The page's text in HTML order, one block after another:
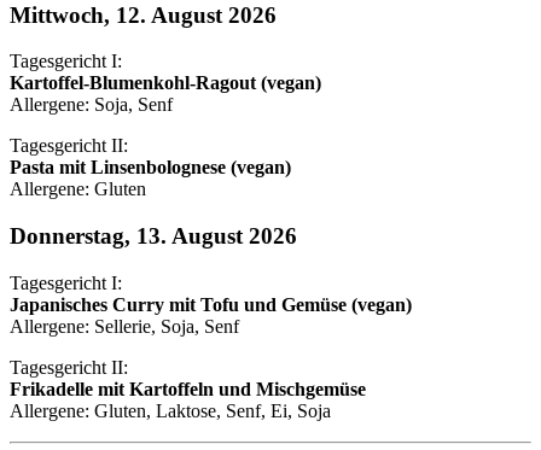
Mittwoch, 12. August 2026
Tagesgericht I:
Kartoffel-Blumenkohl-Ragout (vegan)
Allergene: Soja, Senf
Tagesgericht II:
Pasta mit Linsenbolognese (vegan)
Allergene: Gluten
Donnerstag, 13. August 2026
Tagesgericht I:
Japanisches Curry mit Tofu und Gemüse (vegan)
Allergene: Sellerie, Soja, Senf
Tagesgericht II:
Frikadelle mit Kartoffeln und Mischgemüse
Allergene: Gluten, Laktose, Senf, Ei, Soja